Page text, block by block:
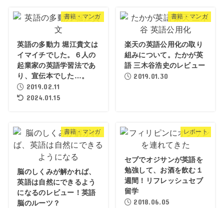
書籍・マンガ
英語の多動力 堀江貴文は
イマイチでした。６人の
起業家の英語学習法であ
り、宣伝本でした…。
2019.02.11
2024.01.15
書籍・マンガ
楽天の英語公用化の取り
組みについて。たかが英
語 三木谷浩史のレビュー
2019.01.30
書籍・マンガ
脳のしくみが解かれば、
英語は自然にできるよう
になるのレビュー！英語
脳のルーツ？
レポート
セブでオジサンが英語を
勉強して、お酒を飲む１
週間！リフレッシュセブ
留学
2018.06.05